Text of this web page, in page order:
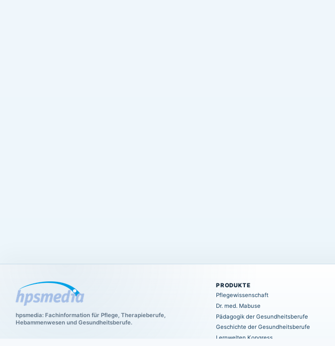
hpsmedia: Fachinformation für Pflege, Therapieberufe,
Hebammenwesen und Gesundheitsberufe.
PRODUKTE
Pflegewissenschaft
Dr. med. Mabuse
Pädagogik der Gesundheitsberufe
Geschichte der Gesundheitsberufe
Lernwelten Kongress